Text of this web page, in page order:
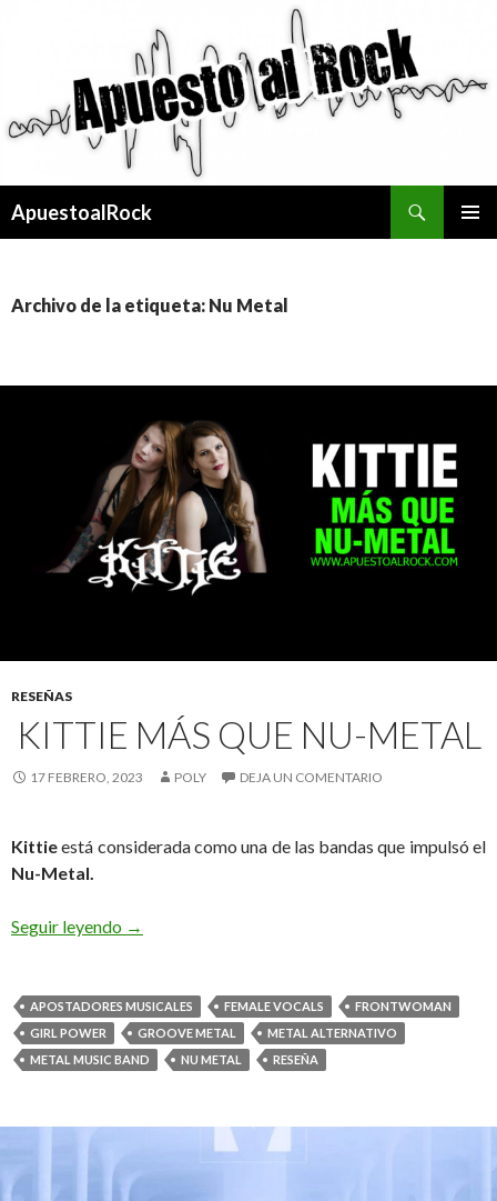
ApuestoalRock
Archivo de la etiqueta: Nu Metal
RESEÑAS
KITTIE MÁS QUE NU-METAL
17 FEBRERO, 2023 POLY DEJA UN COMENTARIO
Kittieestá considerada como una de las bandas que impulsó el
Nu-Metal.
Seguir leyendo Kittie Más que Nu-Metal
→
APOSTADORES MUSICALES FEMALE VOCALS
FRONTWOMAN
GIRL POWER
GROOVE METAL
METAL ALTERNATIVO
METAL MUSIC BAND
NU METAL RESEÑA